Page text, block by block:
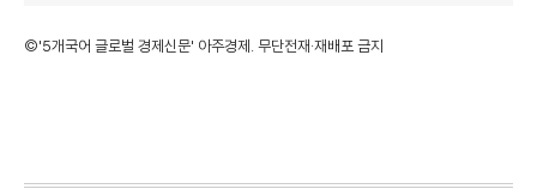
©'5개국어 글로벌 경제신문' 아주경제. 무단전재·재배포 금지